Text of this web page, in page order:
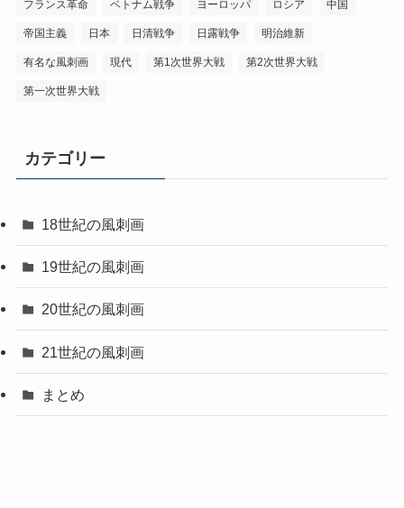
フランス革命 ベトナム戦争 ヨーロッパ ロシア 中国
帝国主義 日本 日清戦争 日露戦争 明治維新
有名な風刺画 現代 第1次世界大戦 第2次世界大戦
第一次世界大戦
カテゴリー
18世紀の風刺画
19世紀の風刺画
20世紀の風刺画
21世紀の風刺画
まとめ